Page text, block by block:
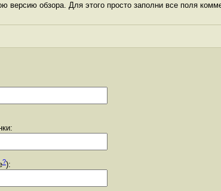
версию обзора. Для этого просто заполни все поля
?):